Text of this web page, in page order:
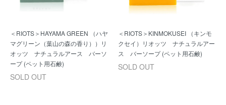
＜RIOTS＞HAYAMA GREEN （ハヤ
マグリーン（葉山の森の香り））リ
オッツ ナチュラルアース バーソ
ープ (ペット用石鹸)
SOLD OUT
＜RIOTS＞KINMOKUSEI （キンモ
クセイ）リオッツ ナチュラルアー
ス バーソープ (ペット用石鹸)
SOLD OUT